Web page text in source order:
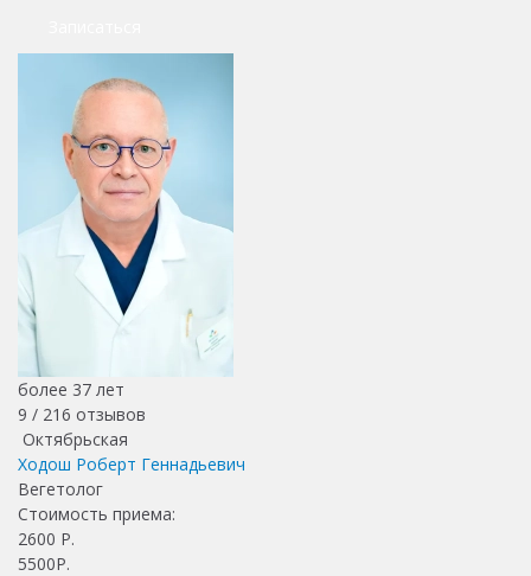
более 37 лет
9 / 216 отзывов
Октябрьская
Ходош Роберт Геннадьевич
Вегетолог
Стоимость приема:
2600 Р.
5500Р.